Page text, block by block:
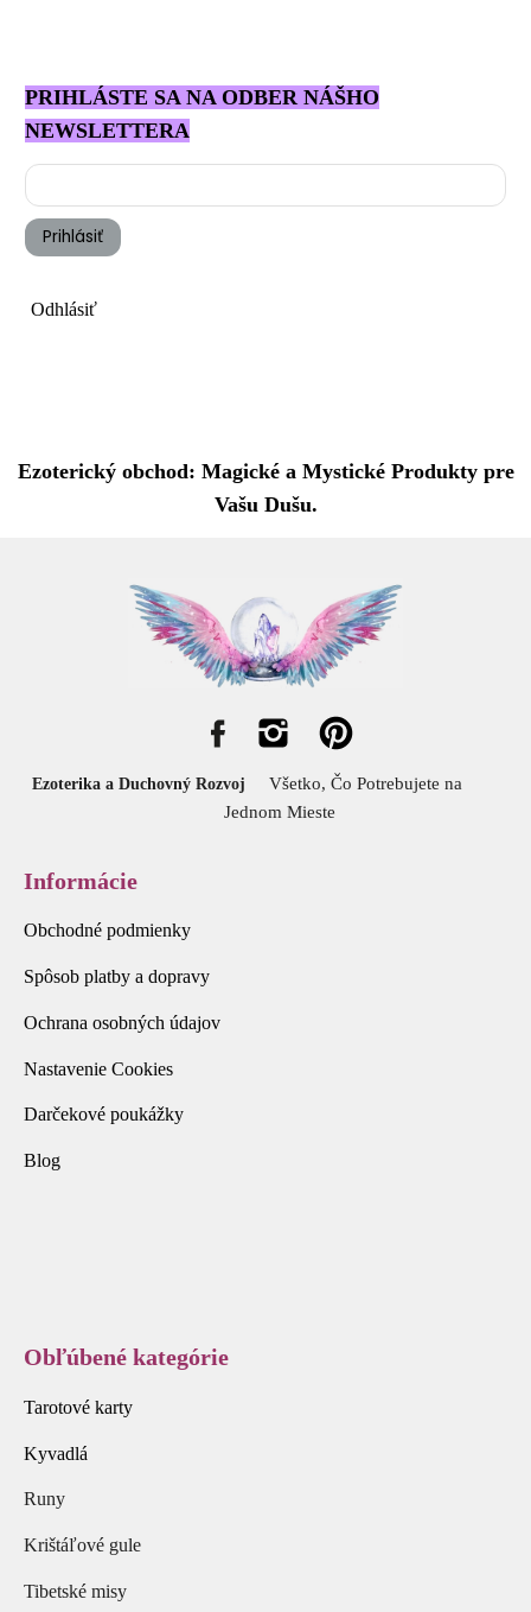
PRIHLÁSTE SA NA ODBER NÁŠHO
NEWSLETTERA
Prihlásiť
Odhlásiť
Ezoterický obchod: Magické a Mystické Produkty pre
Vašu Dušu.
Ezoterika a Duchovný Rozvoj
Všetko, Čo Potrebujete na
Jednom Mieste
Informácie
Obchodné podmienky
Spôsob platby a dopravy
Ochrana osobných údajov
Nastavenie Cookies
Darčekové poukážky
Blog
Obľúbené kategórie
Tarotové karty
Kyvadlá
Runy
Krištáľové gule
Tibetské misy